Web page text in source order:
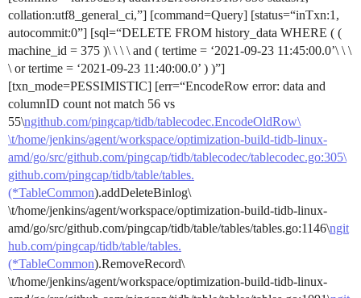
collation:utf8_general_ci,”] [command=Query] [status=“inTxn:1,
autocommit:0”] [sql=“DELETE FROM history_data WHERE ( (
machine_id = 375 )\ \ \ \ and ( tertime = ‘2021-09-23 11:45:00.0’\ \ \
\ or tertime = ‘2021-09-23 11:40:00.0’ ) )”]
[txn_mode=PESSIMISTIC] [err=“EncodeRow error: data and
columnID count not match 56 vs
55\ngithub.com/pingcap/tidb/tablecodec.EncodeOldRow\
\t/home/jenkins/agent/workspace/optimization-build-tidb-linux-
amd/go/src/github.com/pingcap/tidb/tablecodec/tablecodec.go:305\
github.com/pingcap/tidb/table/tables.
(*TableCommon).addDeleteBinlog\
\t/home/jenkins/agent/workspace/optimization-build-tidb-linux-
amd/go/src/github.com/pingcap/tidb/table/tables/tables.go:1146\ngit
hub.com/pingcap/tidb/table/tables.
(*TableCommon).RemoveRecord\
\t/home/jenkins/agent/workspace/optimization-build-tidb-linux-